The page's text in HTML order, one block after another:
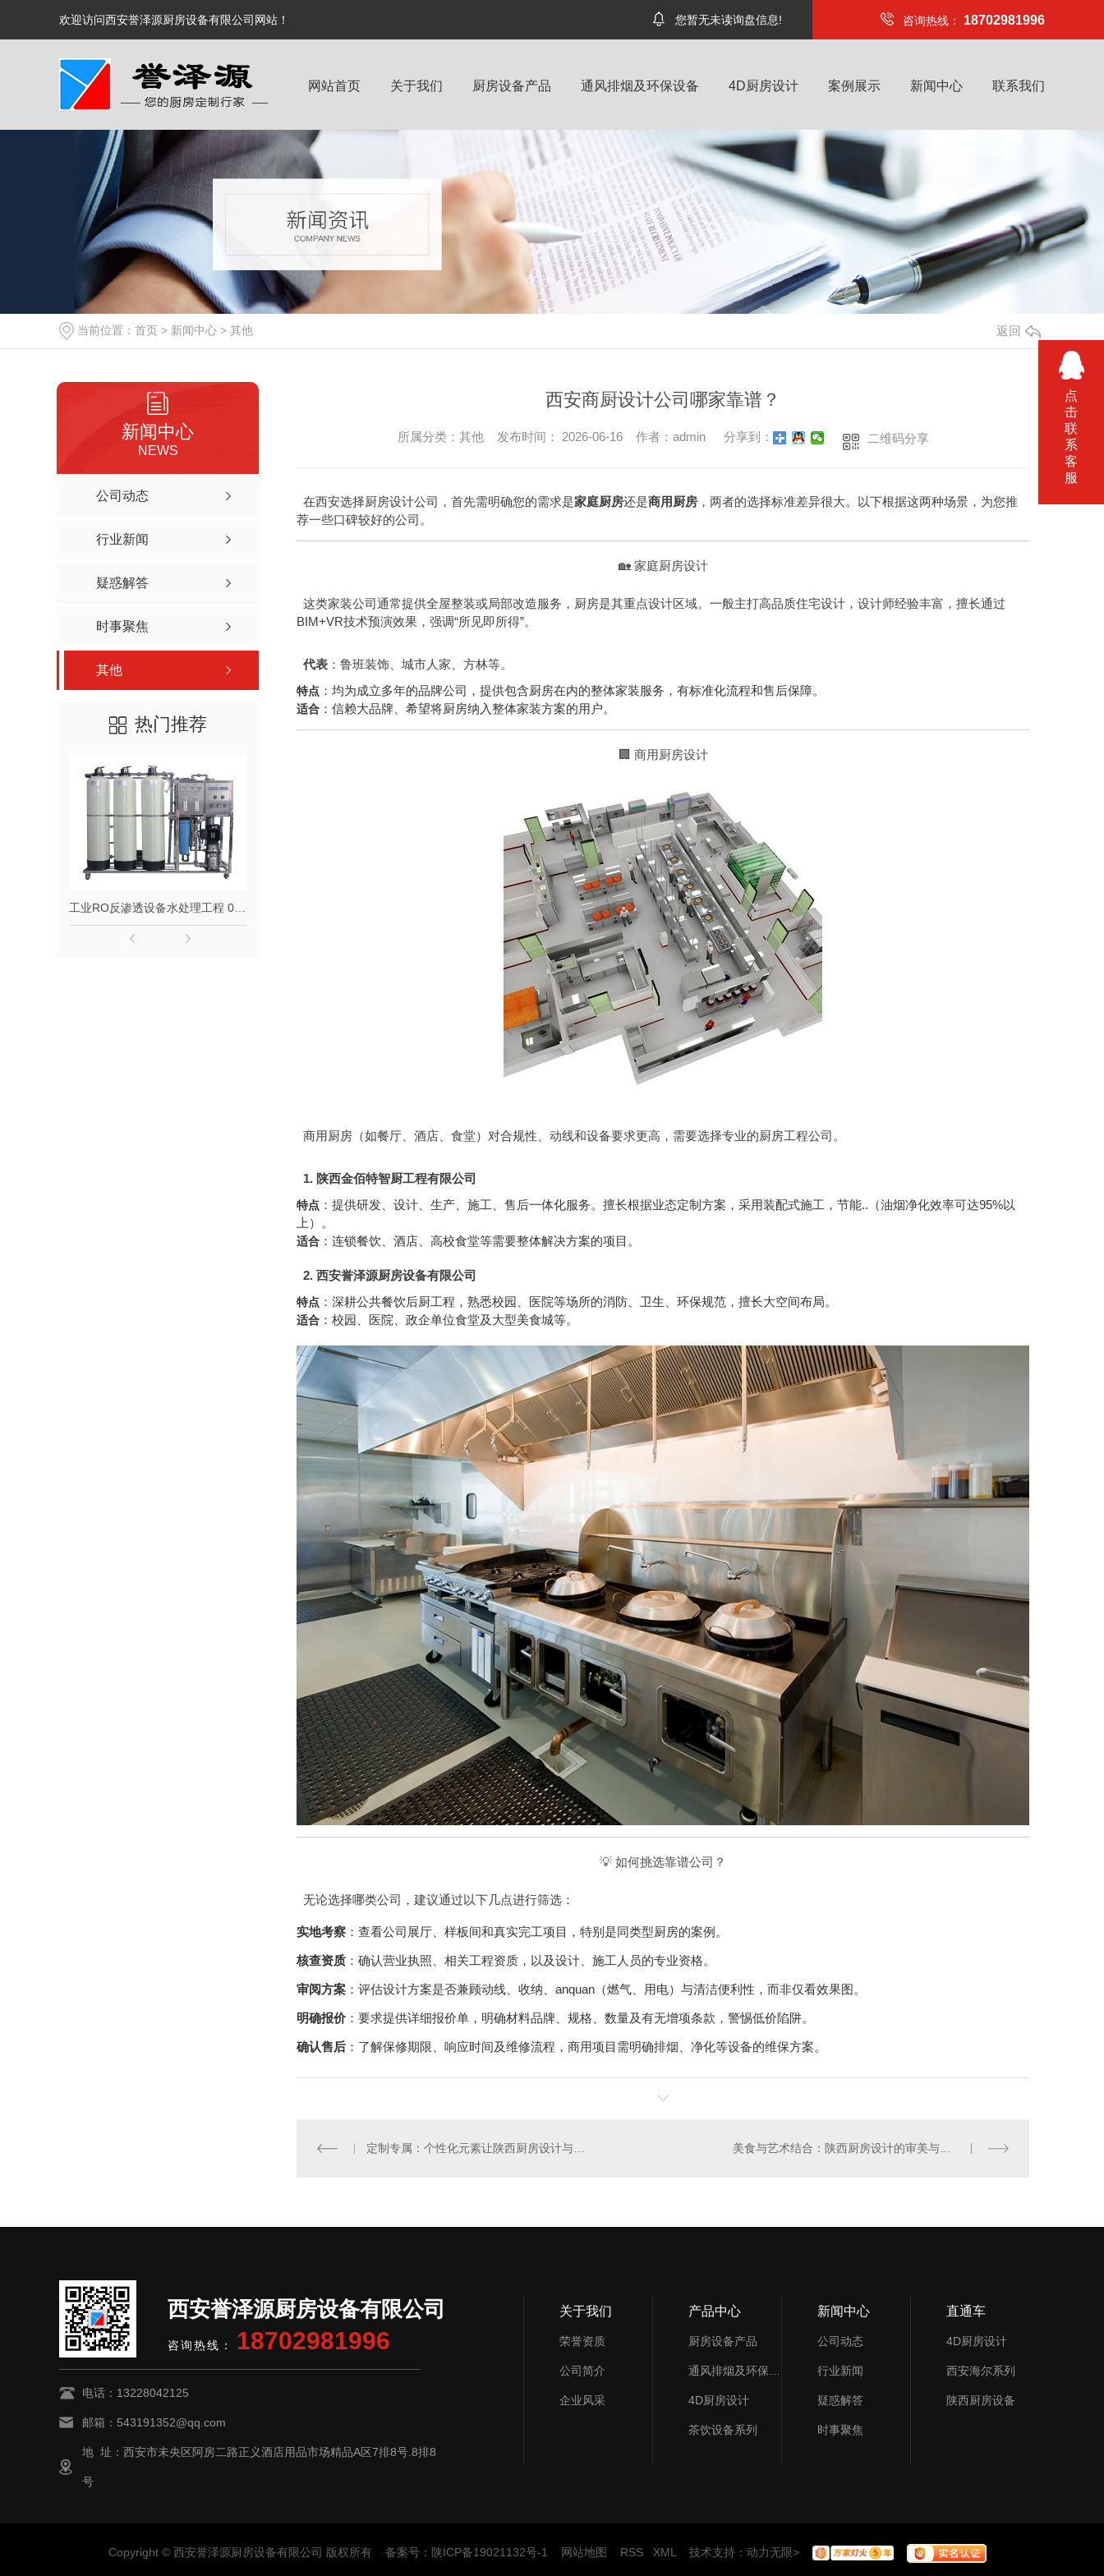
欢迎访问西安誉泽源厨房设备有限公司网站！ 咨询热线： 18702981996
您暂无未读询盘信息!
网站首页 关于我们 厨房设备产品 通风排烟及环保设备 4D厨房设计 案例展示 新闻中心 联系我们
当前位置： 首页 > 新闻中心 > 其他 返回
新闻中心
NEWS
公司动态
行业新闻
疑惑解答
时事聚焦
其他
热门推荐
Haier 海尔保鲜工作台 卧式厨房操作台商用冰柜单温冷藏冷冻餐饮后厨不锈钢冷柜冰吧台 1.2米冷藏冷冻转换铜芯真钢SP-230C/D2
西安商厨设计公司哪家靠谱？
所属分类：其他 发布时间： 2026-06-16 作者：admin 分享到： 二维码分享
在西安选择厨房设计公司，首先需明确您的需求是家庭厨房还是商用厨房，两者的选择标准差异很大。以下根据这两种场景，为您推
荐一些口碑较好的公司。
🏡 家庭厨房设计
这类家装公司通常提供全屋整装或局部改造服务，厨房是其重点设计区域。一般主打高品质住宅设计，设计师经验丰富，擅长通过
BIM+VR技术预演效果，强调“所见即所得”。
代表：鲁班装饰、城市人家、方林等。
特点 ：均为成立多年的品牌公司，提供包含厨房在内的整体家装服务，有标准化流程和售后保障。
适合 ：信赖大品牌、希望将厨房纳入整体家装方案的用户。
🏢 商用厨房设计
商用厨房（如餐厅、酒店、食堂）对合规性、动线和设备要求更高，需要选择专业的厨房工程公司。
1. 陕西金佰特智厨工程有限公司
特点 ：提供研发、设计、生产、施工、售后一体化服务。擅长根据业态定制方案，采用装配式施工，节能..（油烟净化效率可达95%以
上）。
适合 ：连锁餐饮、酒店、高校食堂等需要整体解决方案的项目。
2. 西安誉泽源厨房设备有限公司
特点 ：深耕公共餐饮后厨工程，熟悉校园、医院等场所的消防、卫生、环保规范，擅长大空间布局。
适合 ：校园、医院、政企单位食堂及大型美食城等。
💡 如何挑选靠谱公司？
无论选择哪类公司，建议通过以下几点进行筛选：
实地考察 ：查看公司展厅、样板间和真实完工项目，特别是同类型厨房的案例。
核查资质 ：确认营业执照、相关工程资质，以及设计、施工人员的专业资格。
审阅方案 ：评估设计方案是否兼顾动线、收纳、anquan（燃气、用电）与清洁便利性，而非仅看效果图。
明确报价 ：要求提供详细报价单，明确材料品牌、规格、数量及有无增项条款，警惕低价陷阱。
确认售后 ：了解保修期限、响应时间及维修流程，商用项目需明确排烟、净化等设备的维保方案。
定制专属：个性化元素让陕西厨房设计与众不同 美食与艺术结合：陕西厨房设计的审美与功能兼顾
西安誉泽源厨房设备有限公司
咨询热线： 18702981996
电话：13228042125
邮箱：543191352@qq.com
地 址：西安市未央区阿房二路正义酒店用品市场精品A区7排8号.8排8
号
关于我们
荣誉资质
公司简介
企业风采
产品中心
厨房设备产品
4D厨房设计
茶饮设备系列
新闻中心
公司动态
行业新闻
疑惑解答
时事聚焦
直通车
4D厨房设计
西安海尔系列
陕西厨房设备
Copyright © 西安誉泽源厨房设备有限公司 版权所有 备案号： 陕ICP备19021132号-1 网站地图 RSS XML 技术支持： 动力无限>
点
击
联
系
客
服